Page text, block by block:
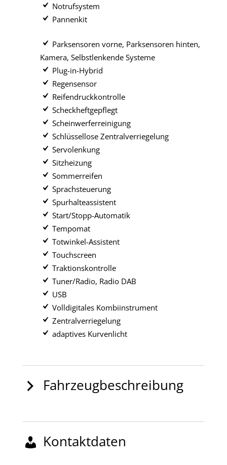
Notrufsystem
Pannenkit
Parksensoren vorne, Parksensoren hinten,
Kamera, Selbstlenkende Systeme
Plug-in-Hybrid
Regensensor
Reifendruckkontrolle
Scheckheftgepflegt
Scheinwerferreinigung
Schlüssellose Zentralverriegelung
Servolenkung
Sitzheizung
Sommerreifen
Sprachsteuerung
Spurhalteassistent
Start/Stopp-Automatik
Tempomat
Totwinkel-Assistent
Touchscreen
Traktionskontrolle
Tuner/Radio, Radio DAB
USB
Volldigitales Kombiinstrument
Zentralverriegelung
adaptives Kurvenlicht
Fahrzeugbeschreibung
Kontaktdaten